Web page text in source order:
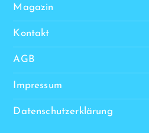
Magazin
Kontakt
AGB
Impressum
Datenschutzerklärung